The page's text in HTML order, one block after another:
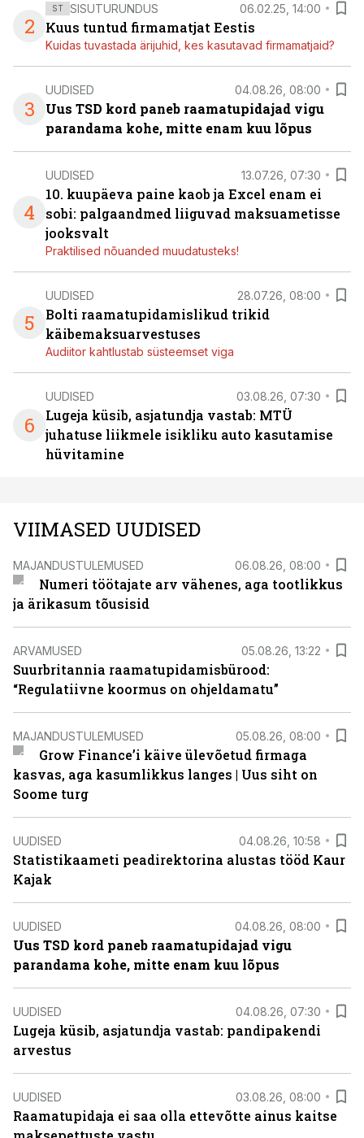
2
ST SISUTURUNDUS 06.02.25, 14:00
Kuus tuntud firmamatjat Eestis
Kuidas tuvastada ärijuhid, kes kasutavad firmamatjaid?
3
UUDISED 04.08.26, 08:00
Uus TSD kord paneb raamatupidajad vigu
parandama kohe, mitte enam kuu lõpus
4
UUDISED 13.07.26, 07:30
10. kuupäeva paine kaob ja Excel enam ei
sobi: palgaandmed liiguvad maksuametisse
jooksvalt
Praktilised nõuanded muudatusteks!
5
UUDISED 28.07.26, 08:00
Bolti raamatupidamislikud trikid
käibemaksuarvestuses
Audiitor kahtlustab süsteemset viga
6
UUDISED 03.08.26, 07:30
Lugeja küsib, asjatundja vastab: MTÜ
juhatuse liikmele isikliku auto kasutamise
hüvitamine
VIIMASED UUDISED
MAJANDUSTULEMUSED 06.08.26, 08:00
Numeri töötajate arv vähenes, aga tootlikkus
ja ärikasum tõusisid
ARVAMUSED 05.08.26, 13:22
Suurbritannia raamatupidamisbürood:
“Regulatiivne koormus on ohjeldamatu”
MAJANDUSTULEMUSED 05.08.26, 08:00
Grow Finance’i käive ülevõetud firmaga
kasvas, aga kasumlikkus langes | Uus siht on
Soome turg
UUDISED 04.08.26, 10:58
Statistikaameti peadirektorina alustas tööd Kaur
Kajak
UUDISED 04.08.26, 08:00
Uus TSD kord paneb raamatupidajad vigu
parandama kohe, mitte enam kuu lõpus
UUDISED 04.08.26, 07:30
Lugeja küsib, asjatundja vastab: pandipakendi
arvestus
UUDISED 03.08.26, 08:00
Raamatupidaja ei saa olla ettevõtte ainus kaitse